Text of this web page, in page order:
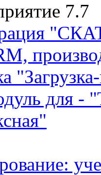
7.7
для -